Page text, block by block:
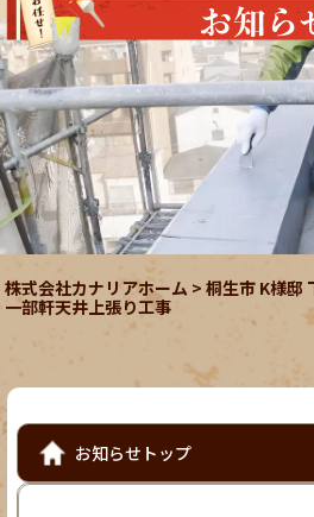
お知ら
株式会社カナリアホーム >桐生市 K様邸
一部軒天井上張り工事
お知らせトップ